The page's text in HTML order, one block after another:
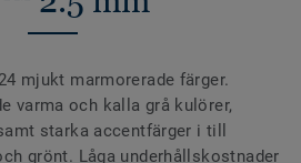
mjukt marmorerade färger.
varma och kalla grå kulörer,
starka accentfärger i till
grönt. Låga underhållskostnader